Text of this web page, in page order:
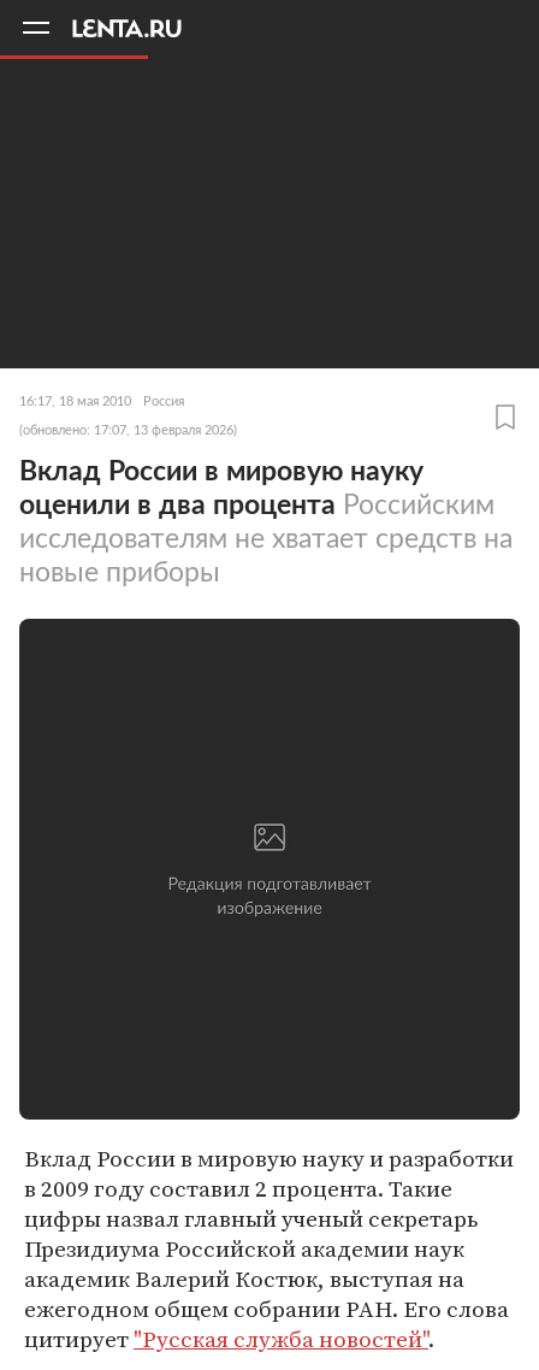
16:17, 18 мая 2010 Россия
(обновлено: 17:07, 13 февраля 2026)
Вклад России в мировую науку
оценили в два процента Российским
исследователям не хватает средств на
новые приборы
Вклад России в мировую науку и разработки
в 2009 году составил 2 процента. Такие
цифры назвал главный ученый секретарь
Президиума Российской академии наук
академик Валерий Костюк, выступая на
ежегодном общем собрании РАН. Его слова
цитирует"Русская служба новостей".